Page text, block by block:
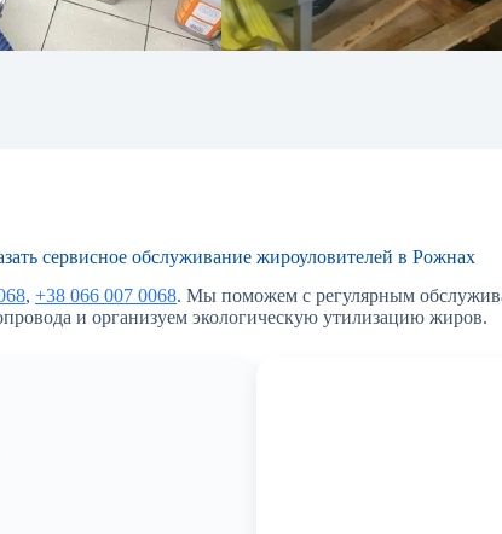
сервисное обслуживание жироуловителей в Рожнах
, +38 066 007 0068. Мы поможем с регулярным
и организуем экологическую утилизацию жиров.